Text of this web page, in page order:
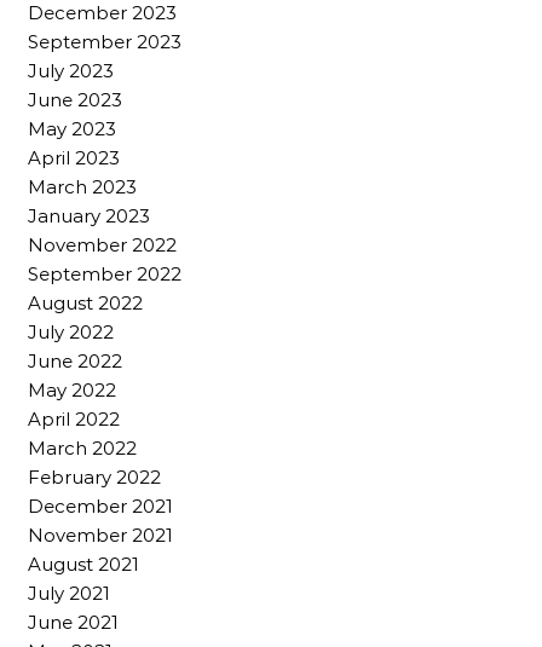
December 2023
September 2023
July 2023
June 2023
May 2023
April 2023
March 2023
January 2023
November 2022
September 2022
August 2022
July 2022
June 2022
May 2022
April 2022
March 2022
February 2022
December 2021
November 2021
August 2021
July 2021
June 2021